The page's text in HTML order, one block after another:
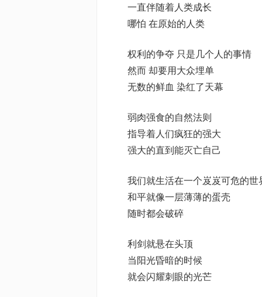
一直伴随着人类成长
哪怕 在原始的人类
权利的争夺 只是几个人的事情
然而 却要用大众埋单
无数的鲜血 染红了天幕
弱肉强食的自然法则
指导着人们疯狂的强大
强大的直到能灭亡自己
我们就生活在一个岌岌可危的世
和平就像一层薄薄的蛋壳
随时都会破碎
利剑就悬在头顶
当阳光昏暗的时候
就会闪耀刺眼的光芒